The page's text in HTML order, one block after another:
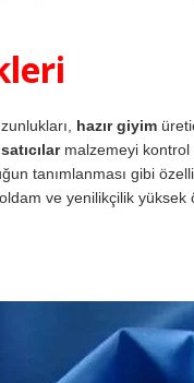
hazır giyim
malzemeyi kontrol
tanımlanması gibi
ve yenilikçilik